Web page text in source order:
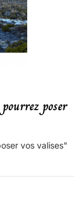
poser
vos valises"